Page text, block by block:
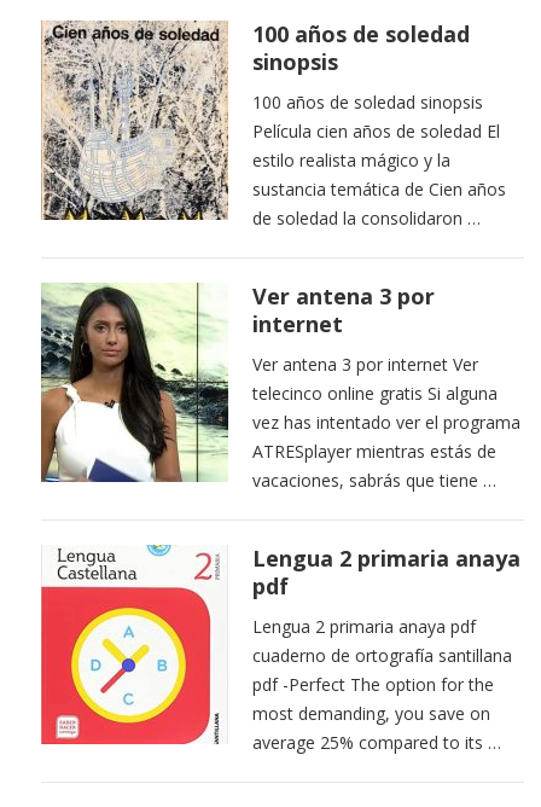
100 años de soledad
sinopsis
100 años de soledad sinopsis
Película cien años de soledad El
estilo realista mágico y la
sustancia temática de Cien años
de soledad la consolidaron …
Ver antena 3 por
internet
Ver antena 3 por internet Ver
telecinco online gratis Si alguna
vez has intentado ver el programa
ATRESplayer mientras estás de
vacaciones, sabrás que tiene …
Lengua 2 primaria anaya
pdf
Lengua 2 primaria anaya pdf
cuaderno de ortografía santillana
pdf -Perfect The option for the
most demanding, you save on
average 25% compared to its …